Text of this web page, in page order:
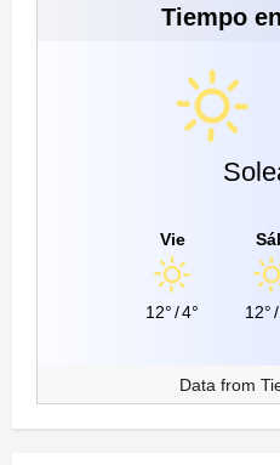
Tiempo
Vie
12°/4° 12°/
Data from